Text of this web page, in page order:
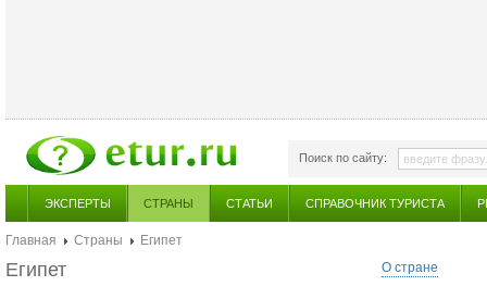
Поиск по сайту:
ЭКСПЕРТЫ СТРАНЫ СТАТЬИ СПРАВОЧНИК ТУРИСТА
Главная Страны
Египет
О стране
Египет